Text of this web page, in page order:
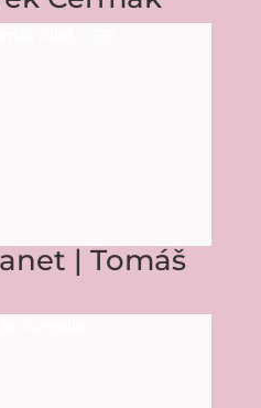
| Tomáš